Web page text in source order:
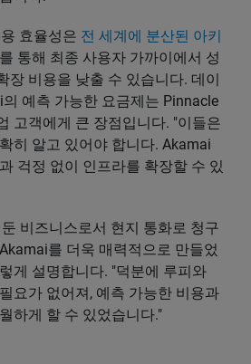
효율성은 전 세계에 분산된 아키
통해 최종 사용자 가까이에서 성
장 비용을 낮출 수 있습니다. 데이
예측 가능한 요금제는 Pinnacle
고객에게 큰 장점입니다. "이들은
히 알고 있어야 합니다. Akamai
걱정 없이 인프라를 확장할 수 있
비즈니스로서 현지 통화로 청구
를 더욱 매력적으로 만들었
게 설명합니다. "덕분에 루피와
요가 없어져, 예측 가능한 비용과
하게 할 수 있었습니다."